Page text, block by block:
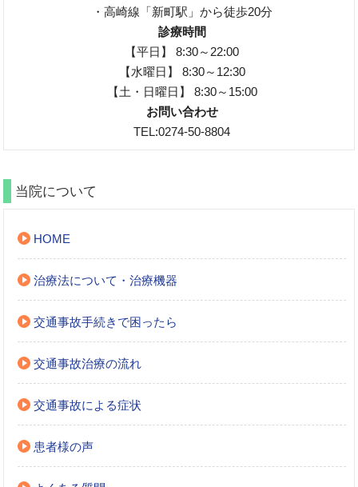
・高崎線「新町駅」から徒歩20分
診療時間
【平日】 8:30～22:00
【水曜日】 8:30～12:30
【土・日曜日】 8:30～15:00
お問い合わせ
TEL:0274-50-8804
当院について
HOME
治療法について・治療機器
交通事故手続きで困ったら
交通事故治療の流れ
交通事故による症状
患者様の声